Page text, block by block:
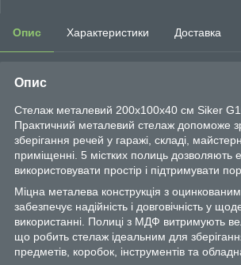
Опис Характеристики Доставка
Опис
Стелаж металевий 200х100х40 см Siker
Практичний металевий стелаж допоможе
зберігання речей у гаражі, складі,
приміщенні. 5 містких полиць дозволяють
використовувати простір і підтримувати
Міцна металева конструкція з
забезпечує надійність і довговічність у
використанні. Полиці з МДФ витримують
що робить стелаж ідеальним для
предметів, коробок, інструментів та